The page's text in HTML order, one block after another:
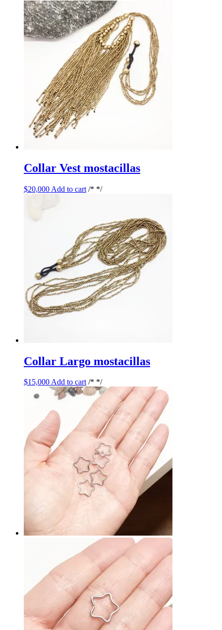
Collar Vest mostacillas
$20,000 Add to cart /* */
Collar Largo mostacillas
$15,000Add to cart/* */